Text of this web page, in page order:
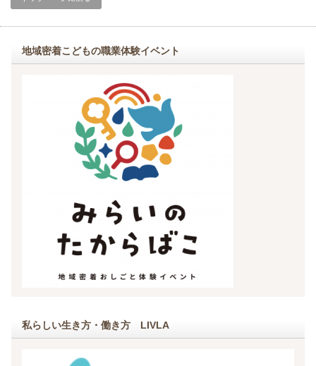
地域密着こどもの職業体験イベント
私らしい生き方・働き方 LIVLA